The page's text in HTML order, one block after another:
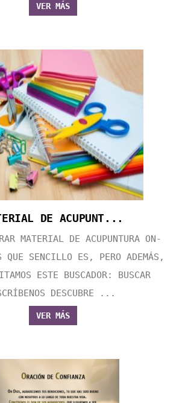
VER MÁS
DE ACUPUNT...
MATERIAL DE ACUPUNTURA ON-
SENCILLO ES, PERO ADEMÁS,
ESTE BUSCADOR: BUSCAR
DESCUBRE ...
VER MÁS